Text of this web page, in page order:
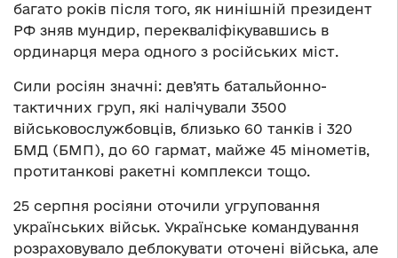
багато років після того, як нинішній президент
РФ зняв мундир, перекваліфікувавшись в
ординарця мера одного з російських міст.
Сили росіян значні: дев’ять батальйонно-
тактичних груп, які налічували 3500
військовослужбовців, близько 60 танків і 320
БМД (БМП), до 60 гармат, майже 45 мінометів,
протитанкові ракетні комплекси тощо.
25 серпня росіяни оточили угруповання
українських військ. Українське командування
розраховувало деблокувати оточені війська, але